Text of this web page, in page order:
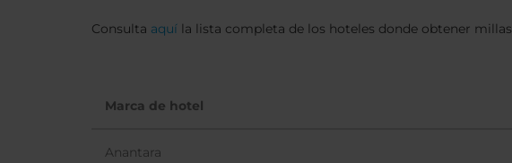
Consulta aquí la lista completa de los hoteles donde obtener millas
Marca de hotel
Anantara